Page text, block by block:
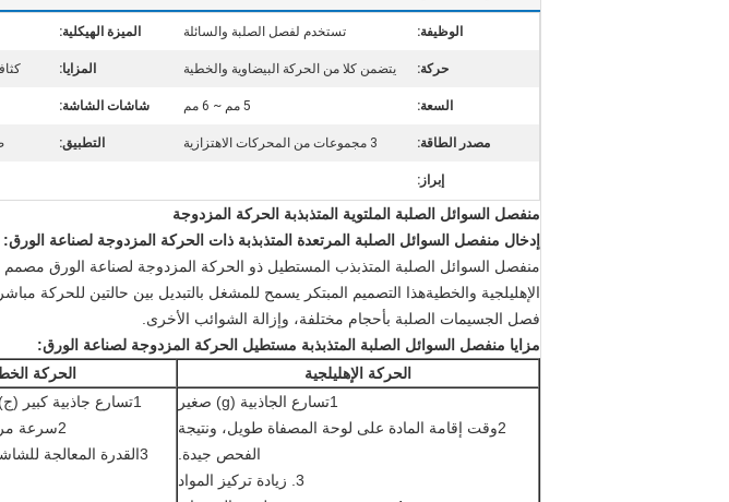
الوظيفة: تستخدم لفصل الصلبة والسائلة الميزة الهيكلية:
حركة: يتضمن كلا من الحركة البيضاوية والخطية المزايا:
السعة: 5 مم ~ 6 مم شاشات الشاشة:
مصدر الطاقة: 3 مجموعات من المحركات الاهتزازية التطبيق:
إبراز:
منفصل السوائل الصلبة الملتوية المتذبذبة الحركة المزدوجة
إدخال منفصل السوائل الصلبة المرتعدة المتذبذبة ذات الحركة المزدوجة لصناعة الورق:
منفصل السوائل الصلبة المتذبذب المستطيل ذو الحركة المزدوجة لصناعة الورق
الإهليلجية والخطيةهذا التصميم المبتكر يسمح للمشغل بالتبديل بين حالتين للحركة
فصل الجسيمات الصلبة بأحجام مختلفة، وإزالة الشوائب الأخرى.
مزايا منفصل السوائل الصلبة المتذبذبة مستطيل الحركة المزدوجة لصناعة الورق:
الحركة الإهليلجية
الحركة
1تسارع الجاذبية (g) صغير
2وقت إقامة المادة على لوحة المصفاة طويل، ونتيجة
الفحص جيدة.
3. زيادة تركيز المواد
1تسارع جاذبية كبير (ج) ، تأثير اهتزاز جيد.
2سرعة مرور المواد السريعة
3القدرة المعالجة للشاشة الاهتزازية كبيرة.